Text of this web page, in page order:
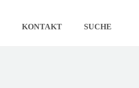
KONTAKT SUCHE